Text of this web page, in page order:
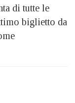
di tutte le
biglietto da